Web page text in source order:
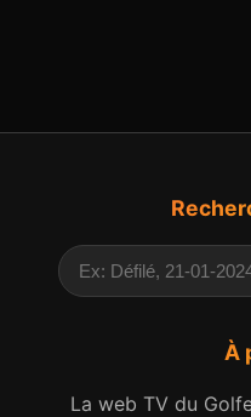
À
La web TV du